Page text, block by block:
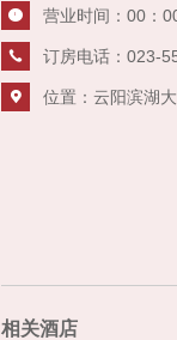
营业时间：00：
订房电话：023-
位置：云阳滨湖
相关酒店